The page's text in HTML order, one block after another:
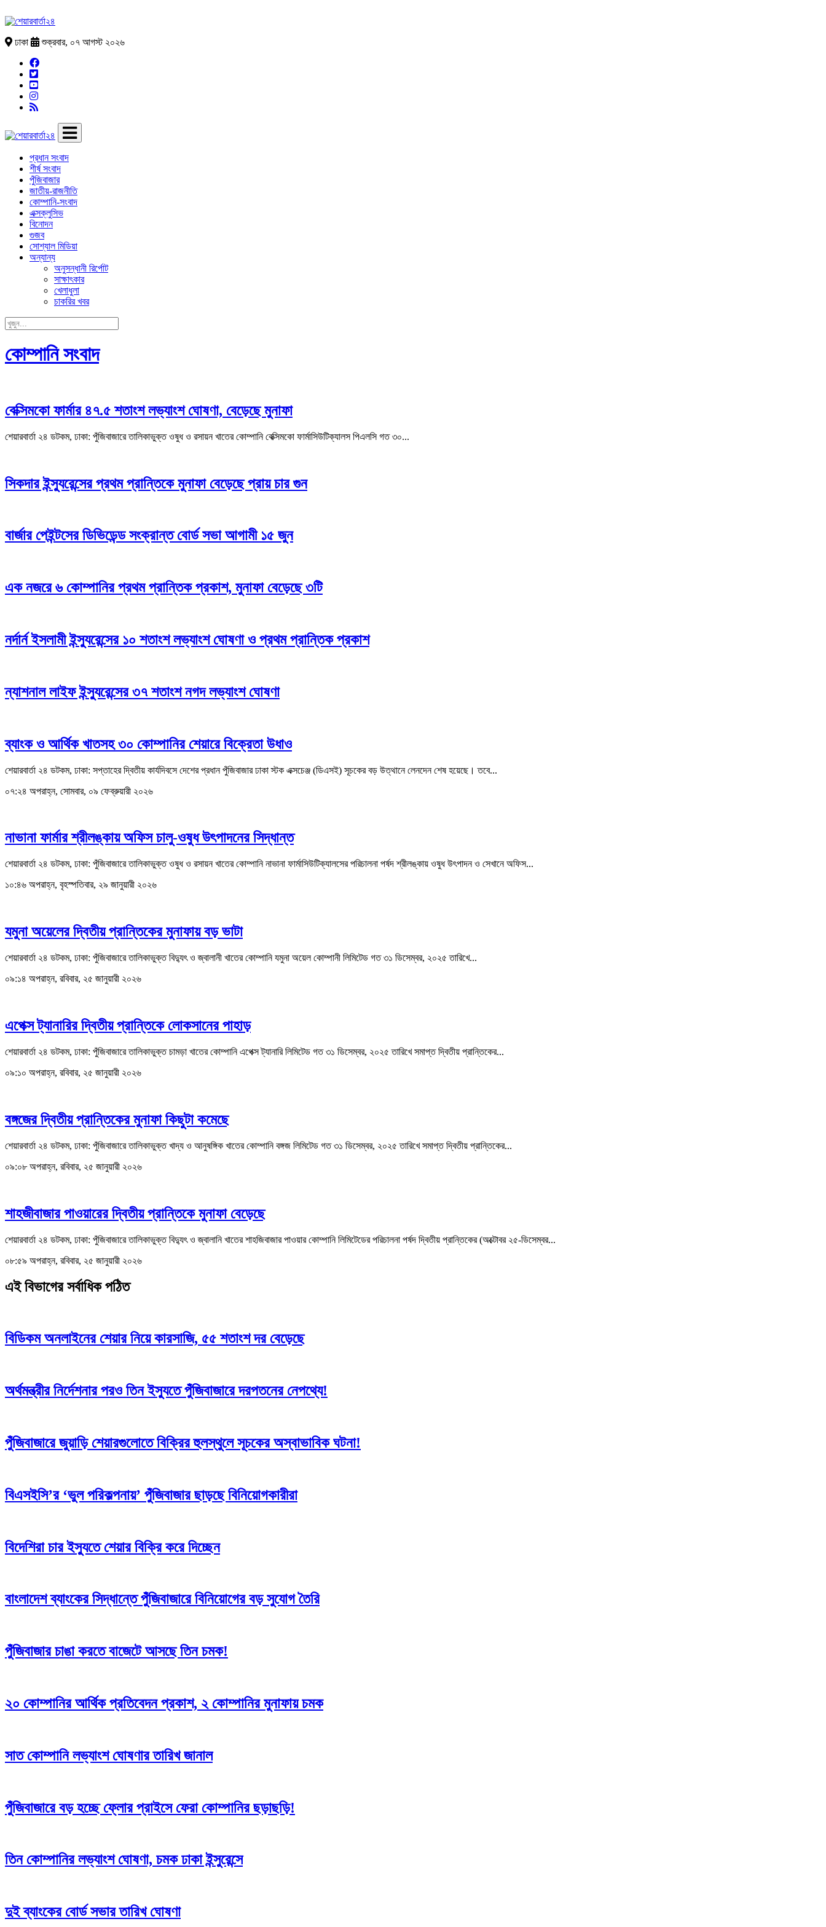
ঢাকা শুক্রবার, ০৭ আগস্ট ২০২৬
প্রধান সংবাদ
শীর্ষ সংবাদ
পুঁজিবাজার
জাতীয়-রাজনীতি
কোম্পানি-সংবাদ
এক্সক্লুসিভ
বিনোদন
গুজব
সোশ্যাল মিডিয়া
অন্যান্য
অনুসন্ধানী রির্পোট
সাক্ষাৎকার
খেলাধুলা
চাকরির খবর
কোম্পানি সংবাদ
বেক্সিমকো ফার্মার ৪৭.৫ শতাংশ লভ্যাংশ ঘোষণা, বেড়েছে মুনাফা
শেয়ারবার্তা ২৪ ডটকম, ঢাকা: পুঁজিবাজারে তালিকাভুক্ত ওষুধ ও রসায়ন খাতের কোম্পানি বেক্সিমকো ফার্মাসিউটিক্যালস পিএলসি গত ৩০...
সিকদার ইন্স্যুরেন্সের প্রথম প্রান্তিকে মুনাফা বেড়েছে প্রায় চার গুন
বার্জার পেইন্টসের ডিভিডেন্ড সংক্রান্ত বোর্ড সভা আগামী ১৫ জুন
এক নজরে ৬ কোম্পানির প্রথম প্রান্তিক প্রকাশ, মুনাফা বেড়েছে ৩টি
নর্দার্ন ইসলামী ইন্স্যুরেন্সের ১০ শতাংশ লভ্যাংশ ঘোষণা ও প্রথম প্রান্তিক প্রকাশ
ন্যাশনাল লাইফ ইন্স্যুরেন্সের ৩৭ শতাংশ নগদ লভ্যাংশ ঘোষণা
ব্যাংক ও আর্থিক খাতসহ ৩০ কোম্পানির শেয়ারে বিক্রেতা উধাও
শেয়ারবার্তা ২৪ ডটকম, ঢাকা: সপ্তাহের দ্বিতীয় কার্যদিবসে দেশের প্রধান পুঁজিবাজার ঢাকা স্টক এক্সচেঞ্জ (ডিএসই) সূচকের বড় উত্থানে লেনদেন শেষ হয়েছে। তবে...
০৭:২৪ অপরাহ্ন, সোমবার, ০৯ ফেব্রুয়ারী ২০২৬
নাভানা ফার্মার শ্রীলঙ্কায় অফিস চালু-ওষুধ উৎপাদনের সিদ্ধান্ত
শেয়ারবার্তা ২৪ ডটকম, ঢাকা: পুঁজিবাজারে তালিকাভুক্ত ওষুধ ও রসায়ন খাতের কোম্পানি নাভানা ফার্মাসিউটিক্যালসের পরিচালনা পর্ষদ শ্রীলঙ্কায় ওষুধ উৎপাদন ও সেখানে অফিস...
১০:৪৬ অপরাহ্ন, বৃহস্পতিবার, ২৯ জানুয়ারী ২০২৬
যমুনা অয়েলের দ্বিতীয় প্রান্তিকের মুনাফায় বড় ভাটা
শেয়ারবার্তা ২৪ ডটকম, ঢাকা: পুঁজিবাজারে তালিকাভুক্ত বিদ্যুৎ ও জ্বালানী খাতের কোম্পানি যমুনা অয়েল কোম্পানী লিমিটেড গত ৩১ ডিসেম্বর, ২০২৫ তারিখে...
০৯:১৪ অপরাহ্ন, রবিবার, ২৫ জানুয়ারী ২০২৬
এপেক্স ট্যানারির দ্বিতীয় প্রান্তিকে লোকসানের পাহাড়
শেয়ারবার্তা ২৪ ডটকম, ঢাকা: পুঁজিবাজারে তালিকাভুক্ত চামড়া খাতের কোম্পানি এপেক্স ট্যানারি লিমিটেড গত ৩১ ডিসেম্বর, ২০২৫ তারিখে সমাপ্ত দ্বিতীয় প্রান্তিকের...
০৯:১০ অপরাহ্ন, রবিবার, ২৫ জানুয়ারী ২০২৬
বঙ্গজের দ্বিতীয় প্রান্তিকের মুনাফা কিছুটা কমেছে
শেয়ারবার্তা ২৪ ডটকম, ঢাকা: পুঁজিবাজারে তালিকাভুক্ত খাদ্য ও আনুষঙ্গিক খাতের কোম্পানি বঙ্গজ লিমিটেড গত ৩১ ডিসেম্বর, ২০২৫ তারিখে সমাপ্ত দ্বিতীয় প্রান্তিকের...
০৯:০৮ অপরাহ্ন, রবিবার, ২৫ জানুয়ারী ২০২৬
শাহজীবাজার পাওয়ারের দ্বিতীয় প্রান্তিকে মুনাফা বেড়েছে
শেয়ারবার্তা ২৪ ডটকম, ঢাকা: পুঁজিবাজারে তালিকাভুক্ত বিদ্যুৎ ও জ্বালানি খাতের শাহজিবাজার পাওয়ার কোম্পানি লিমিটেডের পরিচালনা পর্ষদ দ্বিতীয় প্রান্তিকের (অক্টোবর ২৫-ডিসেম্বর...
০৮:৫৯ অপরাহ্ন, রবিবার, ২৫ জানুয়ারী ২০২৬
এই বিভাগের সর্বাধিক পঠিত
বিডিকম অনলাইনের শেয়ার নিয়ে কারসাজি, ৫৫ শতাংশ দর বেড়েছে
অর্থমন্ত্রীর নির্দেশনার পরও তিন ইস্যুতে পুঁজিবাজারে দরপতনের নেপথ্যে!
পুঁজিবাজারে জুয়াড়ি শেয়ারগুলোতে বিক্রির হুলস্থুলে সূচকের অস্বাভাবিক ঘটনা!
বিএসইসি’র ‘ভুল পরিকল্পনায়’ পুঁজিবাজার ছাড়ছে বিনিয়োগকারীরা
বিদেশিরা চার ইস্যুতে শেয়ার বিক্রি করে দিচ্ছেন
বাংলাদেশ ব্যাংকের সিদ্ধান্তে পুঁজিবাজারে বিনিয়োগের বড় সুযোগ তৈরি
পুঁজিবাজার চাঙা করতে বাজেটে আসছে তিন চমক!
২০ কোম্পানির আর্থিক প্রতিবেদন প্রকাশ, ২ কোম্পানির মুনাফায় চমক
সাত কোম্পানি লভ্যাংশ ঘোষণার তারিখ জানাল
পুঁজিবাজারে বড় হচ্ছে ফ্লোর প্রাইসে ফেরা কোম্পানির ছড়াছড়ি!
তিন কোম্পানির লভ্যাংশ ঘোষণা, চমক ঢাকা ইন্সুরেন্সে
দুই ব্যাংকের বোর্ড সভার তারিখ ঘোষণা